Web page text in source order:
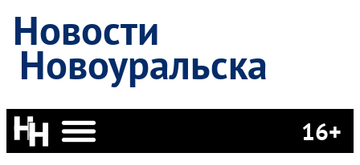
Новости
Новоуральска
16+